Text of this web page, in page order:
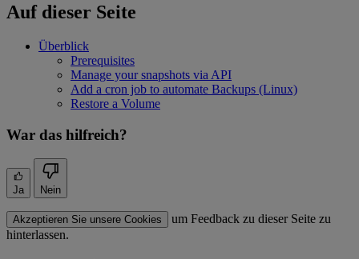
Auf dieser Seite
Überblick
Prerequisites
Manage your snapshots via API
Add a cron job to automate Backups (Linux)
Restore a Volume
War das hilfreich?
Ja Nein
Akzeptieren Sie unsere Cookies
um Feedback zu dieser Seite zu
hinterlassen.